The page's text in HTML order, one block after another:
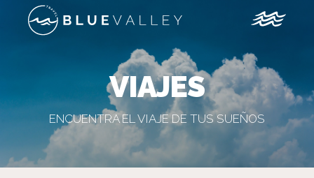
VIAJES
ENCUENTRA EL VIAJE DE TUS SUEÑOS